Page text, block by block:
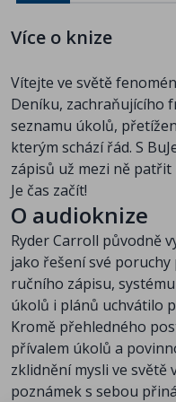
25 - Reflexe
26 - Smysl
28 - Malé krůčky
29 - Caš
30 - Vdečnost
31 - Kontrola
32 - Vyzařování
33 - Vytrvalost
34 - Dekonstrukce
35 - Bezvýchodnost
36 - Nedokonalost
37 - IV. Část - Umění
38 - Vlastní kolekce
39 - Forma
40 - Planování
41 - Seznamy
42 - Harmonogramy
43 - Sledování
Více o knize
Vítejte ve světě
Deníku, zachraňujícího
seznamu úkolů,
kterým schází řád. S
zápisů už mezi ně patřit
Je čas začít!
O audioknize
Ryder Carroll původně
jako řešení své
ručního zápisu,
úkolů i plánů uchvátilo
Kromě přehledného
přívalem úkolů a
zklidnění mysli ve světě
poznámek s sebou